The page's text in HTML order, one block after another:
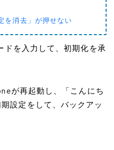
を消去」が押せない
ドを入力して、初期化を承
が再起動し、「こんにち
設定をして、バックアッ